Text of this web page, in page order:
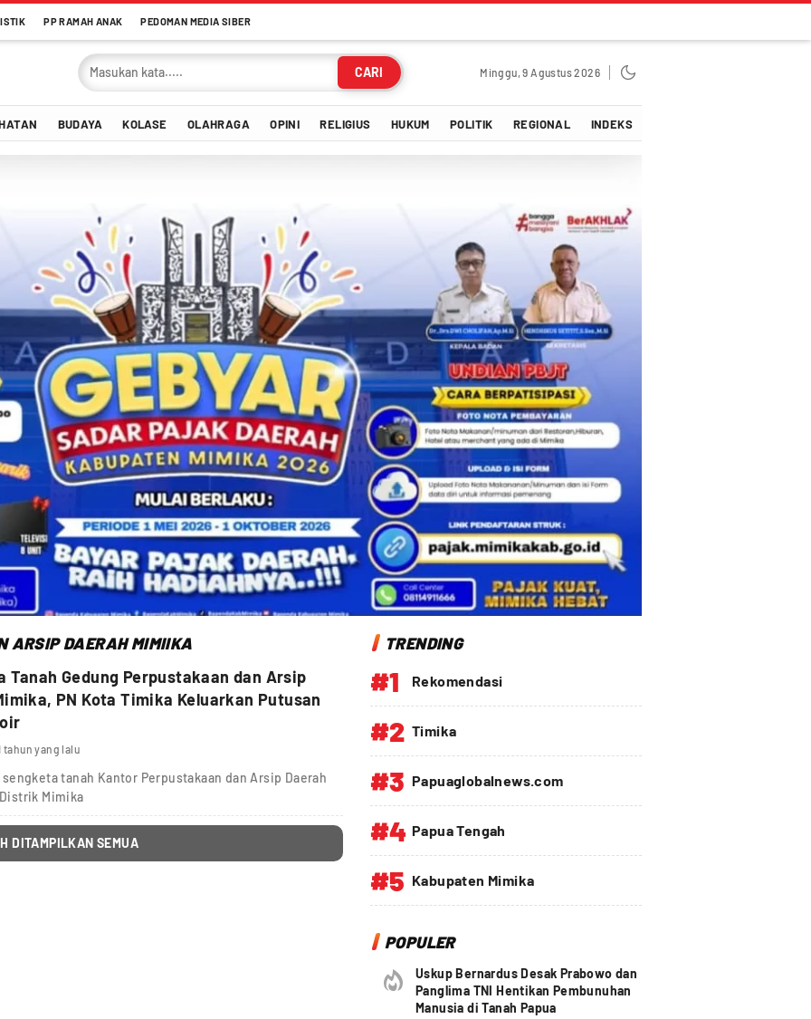
PP RAMAH ANAK PEDOMAN MEDIA SIBER
CARI Minggu, 9 Agustus 2026
BUDAYA KOLASE OLAHRAGA OPINI RELIGIUS HUKUM POLITIK REGIONAL INDEKS
ARSIP DAERAH MIMIIKA
Tanah Gedung Perpustakaan dan Arsip
PN Kota Timika Keluarkan Putusan
tahun yang lalu
tanah Kantor Perpustakaan dan Arsip Daerah
Mimika
DITAMPILKAN SEMUA
TRENDING
#1 Rekomendasi
#2 Timika
#3 Papuaglobalnews.com
#4 Papua Tengah
#5 Kabupaten Mimika
POPULER
Uskup Bernardus Desak Prabowo dan
Panglima TNI Hentikan Pembunuhan
Manusia di Tanah Papua